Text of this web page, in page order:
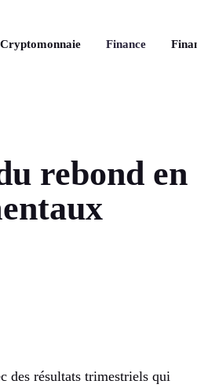
Cryptomonnaie Finance
rebond en
des résultats trimestriels qui